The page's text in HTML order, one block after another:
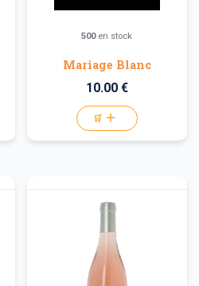
500en stock
Mariage Blanc
10.00 €
🛒